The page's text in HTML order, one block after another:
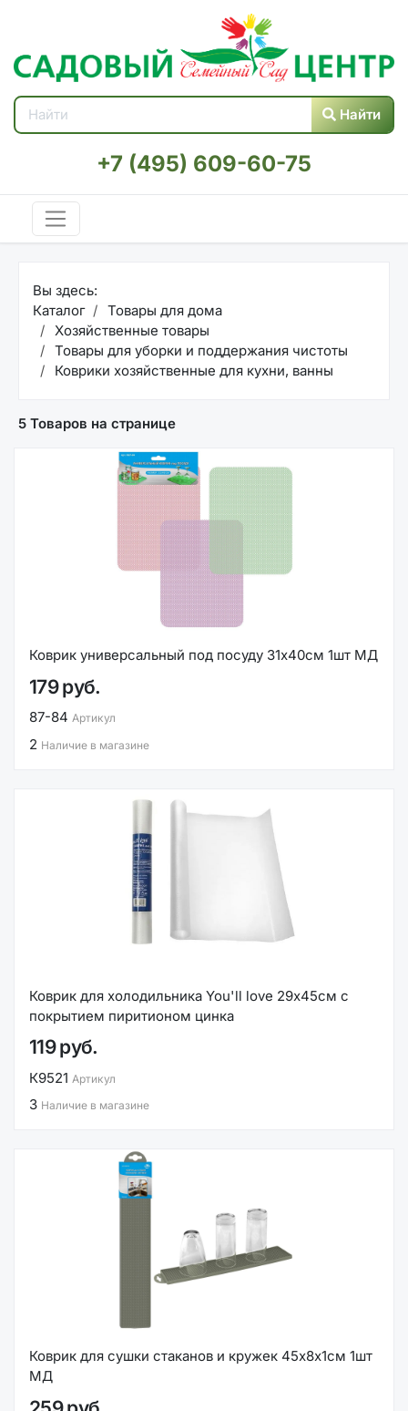
Найти
+7 (495) 609-60-75
Вы здесь:
Каталог
Товары для дома
Хозяйственные товары
Товары для уборки и поддержания чистоты
Коврики хозяйственные для кухни, ванны
5 Товаров на странице
Коврик универсальный под посуду 31х40см 1шт МД
179 руб.
87-84 Артикул
2 Наличие в магазине
Коврик для холодильника You'll love 29х45см с
покрытием пиритионом цинка
119 руб.
К9521 Артикул
3 Наличие в магазине
Коврик для сушки стаканов и кружек 45х8х1см 1шт
МД